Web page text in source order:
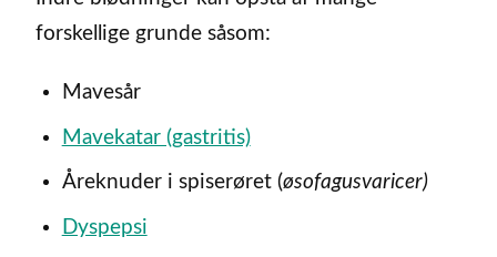
forskellige grunde såsom:
Mavesår
Mavekatar (gastritis)
Åreknuder i spiserøret (øsofagusvaricer)
Dyspepsi